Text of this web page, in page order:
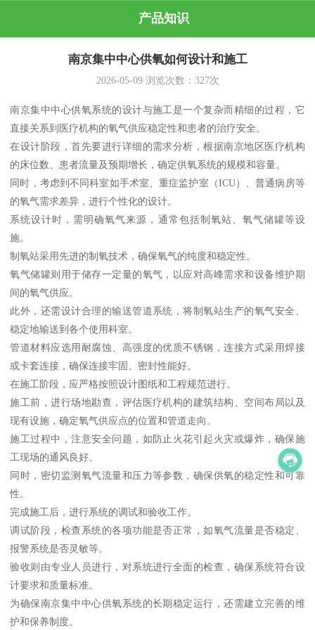
产品知识
南京集中中心供氧如何设计和施工
2026-05-09浏览次数： 327次
南京集中中心供氧系统的设计与施工是一个复杂而精细的过程，它
直接关系到医疗机构的氧气供应稳定性和患者的治疗安全。
在设计阶段，首先要进行详细的需求分析，根据南京地区医疗机构
的床位数、患者流量及预期增长，确定供氧系统的规模和容量。
同时，考虑到不同科室如手术室、重症监护室（ICU）、普通病房等
的氧气需求差异，进行个性化的设计。
系统设计时，需明确氧气来源，通常包括制氧站、氧气储罐等设
施。
制氧站采用先进的制氧技术，确保氧气的纯度和稳定性。
氧气储罐则用于储存一定量的氧气，以应对高峰需求和设备维护期
间的氧气供应。
此外，还需设计合理的输送管道系统，将制氧站生产的氧气安全、
稳定地输送到各个使用科室。
管道材料应选用耐腐蚀、高强度的优质不锈钢，连接方式采用焊接
或卡套连接，确保连接牢固、密封性能好。
在施工阶段，应严格按照设计图纸和工程规范进行。
施工前，进行场地勘查，评估医疗机构的建筑结构、空间布局以及
现有设施，确定氧气供应点的位置和管道走向。
施工过程中，注意安全问题，如防止火花引起火灾或爆炸，确保施
工现场的通风良好。
同时，密切监测氧气流量和压力等参数，确保供氧的稳定性和可靠
性。
完成施工后，进行系统的调试和验收工作。
调试阶段，检查系统的各项功能是否正常，如氧气流量是否稳定、
报警系统是否灵敏等。
验收则由专业人员进行，对系统进行全面的检查，确保系统符合设
计要求和质量标准。
为确保南京集中中心供氧系统的长期稳定运行，还需建立完善的维
护和保养制度。